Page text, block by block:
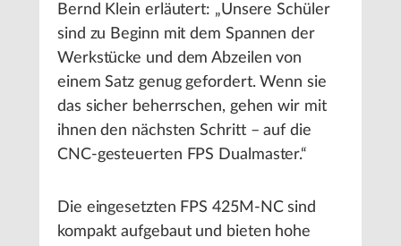
Bernd Klein erläutert: „Unsere Schüler
sind zu Beginn mit dem Spannen der
Werkstücke und dem Abzeilen von
einem Satz genug gefordert. Wenn sie
das sicher beherrschen, gehen wir mit
ihnen den nächsten Schritt – auf die
CNC-gesteuerten FPS Dualmaster.“
Die eingesetzten FPS 425M-NC sind
kompakt aufgebaut und bieten hohe